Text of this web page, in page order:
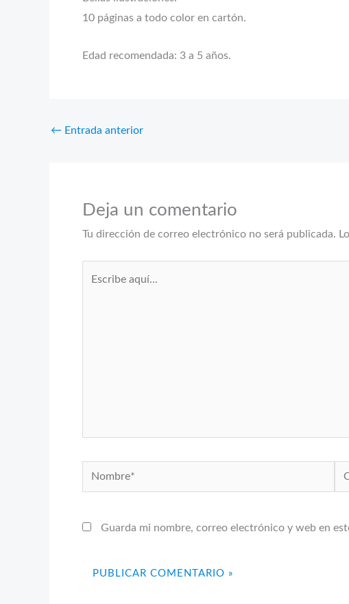
10 páginas a todo color en cartón.
Edad recomendada: 3 a 5 años.
← Entrada anterior
Deja un comentario
Tu dirección de correo electrónico no será publicada.
Nombre*
Guarda mi nombre, correo electrónico y web en